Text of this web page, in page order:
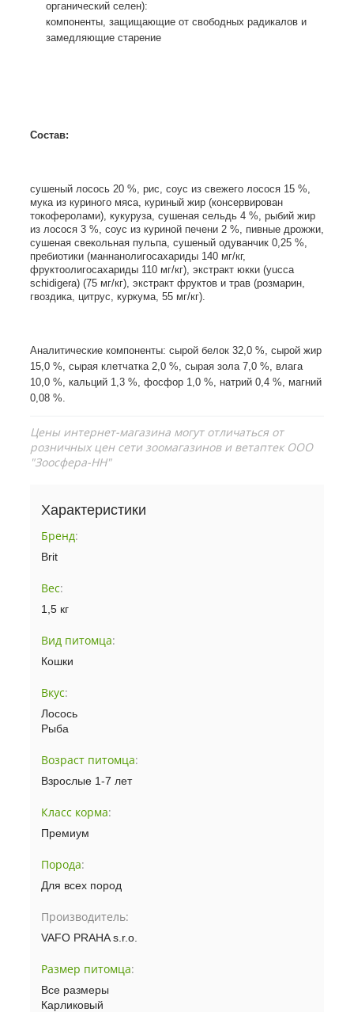
органический селен):
компоненты, защищающие от свободных радикалов и
замедляющие старение
Состав:
сушеный лосось 20 %, рис, соус из свежего лосося 15 %,
мука из куриного мяса, куриный жир (консервирован
токоферолами), кукуруза, сушеная сельдь 4 %, рыбий жир
из лосося 3 %, соус из куриной печени 2 %, пивные дрожжи,
сушеная свекольная пульпа, сушеный одуванчик 0,25 %,
пребиотики (маннанолигосахариды 140 мг/кг,
фруктоолигосахариды 110 мг/кг), экстракт юкки (yucca
schidigera) (75 мг/кг), экстракт фруктов и трав (розмарин,
гвоздика, цитрус, куркума, 55 мг/кг).
Аналитические компоненты: cырой белок 32,0 %, сырой жир
15,0 %, сырая клетчатка 2,0 %, сырая зола 7,0 %, влага
10,0 %, кальций 1,3 %, фосфор 1,0 %, натрий 0,4 %, магний
0,08 %.
Цены интернет-магазина могут отличаться от
розничных цен сети зоомагазинов и ветаптек ООО
"Зоосфера-НН"
Характеристики
Бренд:
Brit
Вес:
1,5 кг
Вид питомца:
Кошки
Вкус:
Лосось
Рыба
Возраст питомца:
Взрослые 1-7 лет
Класс корма:
Премиум
Порода:
Для всех пород
Производитель:
VAFO PRAHA s.r.o.
Размер питомца:
Все размеры
Карликовый